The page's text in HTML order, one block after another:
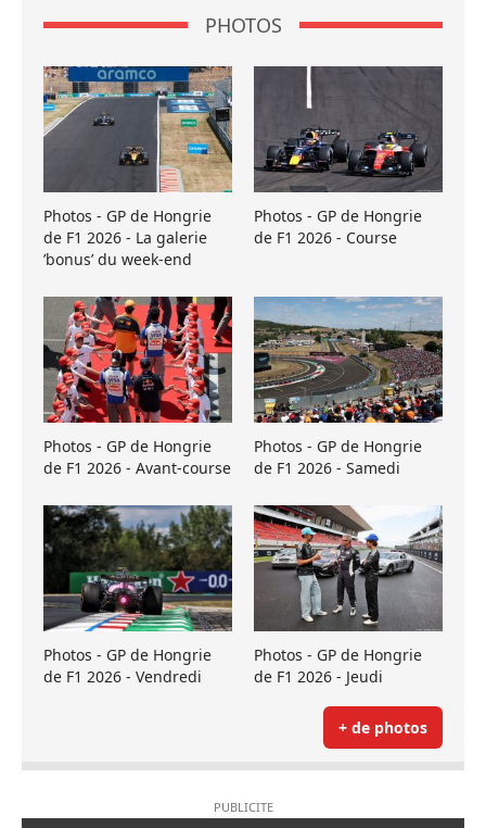
PHOTOS
Photos - GP de Hongrie
de F1 2026 - La galerie
’bonus’ du week-end
Photos - GP de Hongrie
de F1 2026 - Course
Photos - GP de Hongrie
de F1 2026 - Avant-course
Photos - GP de Hongrie
de F1 2026 - Samedi
Photos - GP de Hongrie
de F1 2026 - Vendredi
Photos - GP de Hongrie
de F1 2026 - Jeudi
+ de photos